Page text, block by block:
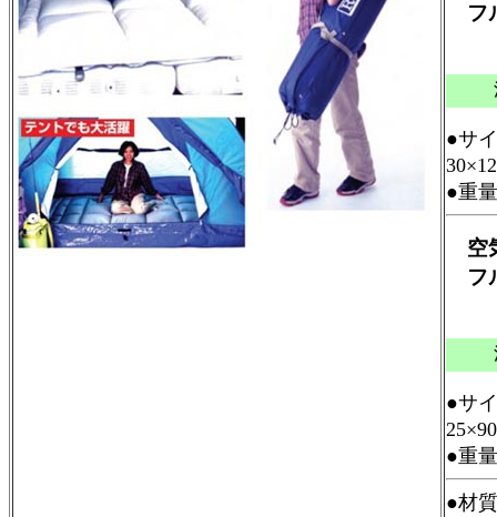
フ
●サ
●重
空
フ
●サ
●重
●材